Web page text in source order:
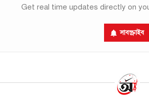
Get real time updates directly on
সাবস্ক্রাইব